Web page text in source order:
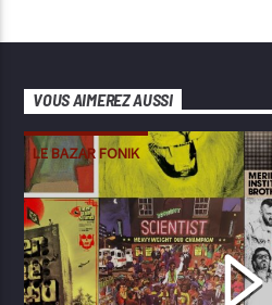
VOUS AIMEREZ AUSSI
LE BAZAR FONIK